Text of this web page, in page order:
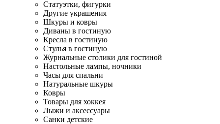
Статуэтки, фигурки
Другие украшения
Шкуры и ковры
Диваны в гостиную
Кресла в гостиную
Стулья в гостиную
Журнальные столики для гостиной
Настольные лампы, ночники
Часы для спальни
Натуральные шкуры
Ковры
Товары для хоккея
Лыжи и аксессуары
Санки детские